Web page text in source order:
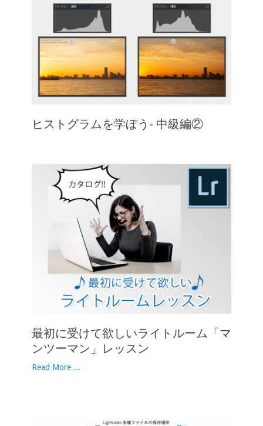
ヒストグラムを学ぼう- 中級編②
最初に受けて欲しいライトルーム「マ
ンツーマン」レッスン
Read More ...